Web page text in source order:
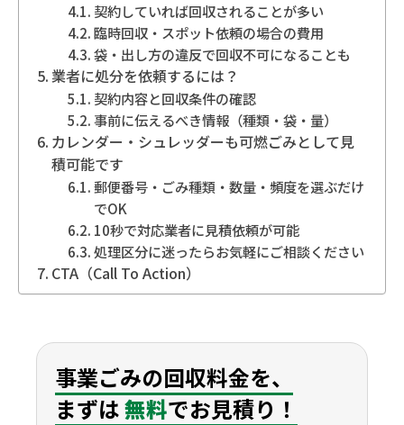
契約していれば回収されることが多い
臨時回収・スポット依頼の場合の費用
袋・出し方の違反で回収不可になることも
業者に処分を依頼するには？
契約内容と回収条件の確認
事前に伝えるべき情報（種類・袋・量）
カレンダー・シュレッダーも可燃ごみとして見
積可能です
郵便番号・ごみ種類・数量・頻度を選ぶだけ
でOK
10秒で対応業者に見積依頼が可能
処理区分に迷ったらお気軽にご相談ください
CTA（Call To Action）
事業ごみの回収料金を、
まずは無料でお見積り！